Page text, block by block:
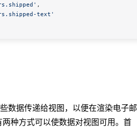
,
text'
数据传递给视图，以便在渲染电子
种方式可以使数据对视图可用。首